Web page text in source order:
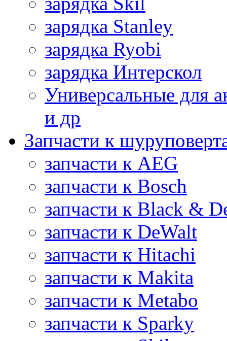
зарядка Stanley
зарядка Ryobi
зарядка Интерскол
Универсальные для
и др
Запчасти к
запчасти к AEG
запчасти к Bosch
запчасти к Black &
запчасти к DeWalt
запчасти к Hitachi
запчасти к Makita
запчасти к Metabo
запчасти к Sparky